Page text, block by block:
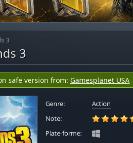
3
3
safe version from: Gamesplanet USA
Genre:
Action
Note:
Plate-forme: